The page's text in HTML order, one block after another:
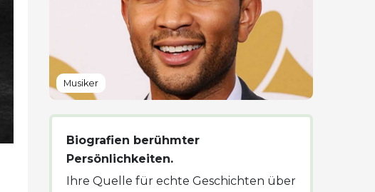
Musiker
Biografien berühmter
Persönlichkeiten.
Ihre Quelle für echte Geschichten über